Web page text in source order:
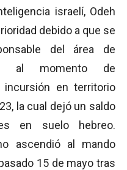
israelí, Odeh
debido a que se
del área de
al momento de
incursión en territorio
la cual dejó un saldo
en suelo hebreo.
ascendió al mando
15 de mayo tras